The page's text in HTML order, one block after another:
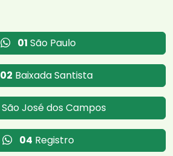
01 São Paulo
02 Baixada Santista
São José dos Campos
04 Registro